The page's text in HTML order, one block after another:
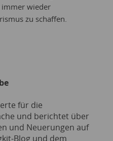
wieder
zu schaffen.
für die
und berichtet über
und Neuerungen auf
Blog und dem